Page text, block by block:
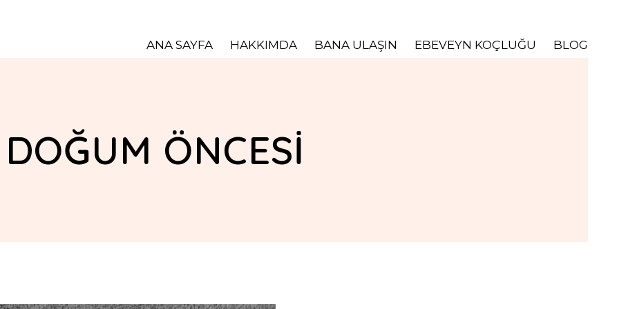
ANA SAYFA HAKKIMDA BANA ULAŞIN EBEVEYN KOÇLUĞU BLOG
DOĞUM ÖNCESİ